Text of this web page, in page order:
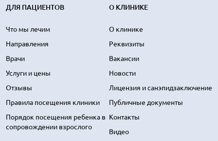
ДЛЯ ПАЦИЕНТОВ
Что мы лечим
Направления
Врачи
Услуги и цены
Отзывы
Правила посещения клиники
Порядок посещения ребенка в
сопровождении взрослого
О КЛИНИКЕ
О клинике
Реквизиты
Вакансии
Новости
Лицензия и санэпидзаключение
Публичные документы
Контакты
Видео